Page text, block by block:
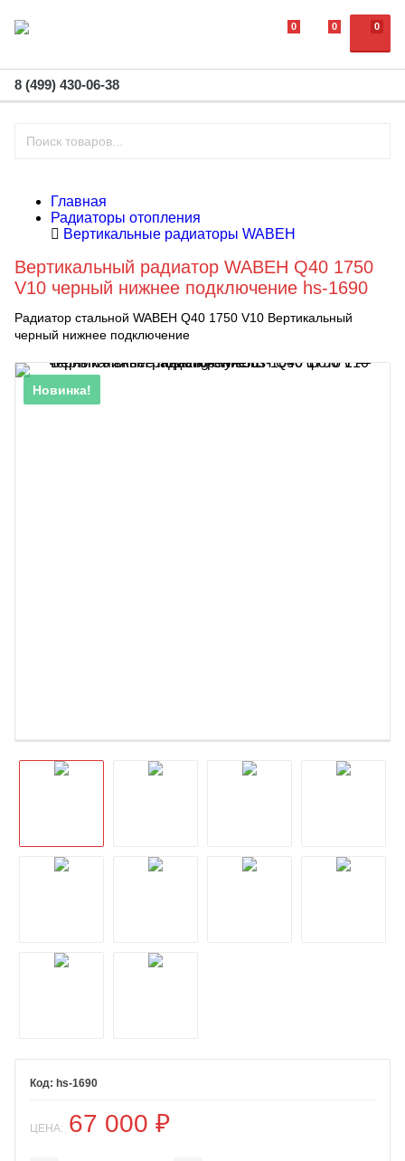
0
0 0
8 (499) 430-06-38
Главная
Радиаторы отопления
Вертикальные радиаторы WABEH
Вертикальный радиатор WABEH Q40 1750
V10 черный нижнее подключение hs-1690
Радиатор стальной WABEH Q40 1750 V10 Bертикальный
черный нижнее подключение
Новинка!
hs-1690
ЦЕНА: 67 000 ₽